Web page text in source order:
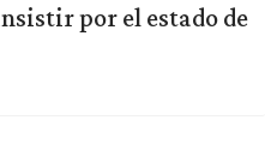
por el estado de